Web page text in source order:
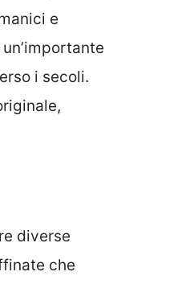
e
i secoli.
diverse
che